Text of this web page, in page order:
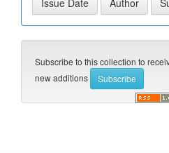
Subscribe to this collection to
new additions